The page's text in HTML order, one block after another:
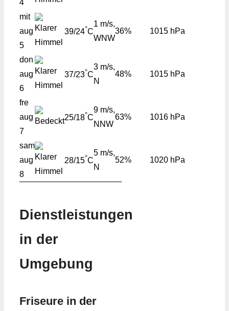
4
mit
aug
5
39/24°C
1 m/s,
WNW
36% 1015 hPa
don
aug
6
37/23°C
3 m/s,
N
48% 1015 hPa
fre
aug
7
25/18°C
9 m/s,
NNW
63% 1016 hPa
sam
aug
8
28/15°C
5 m/s,
N
52% 1020 hPa
Dienstleistungen
in der
Umgebung
Friseure in der